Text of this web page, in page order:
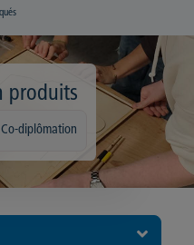
produits
Co-diplômation